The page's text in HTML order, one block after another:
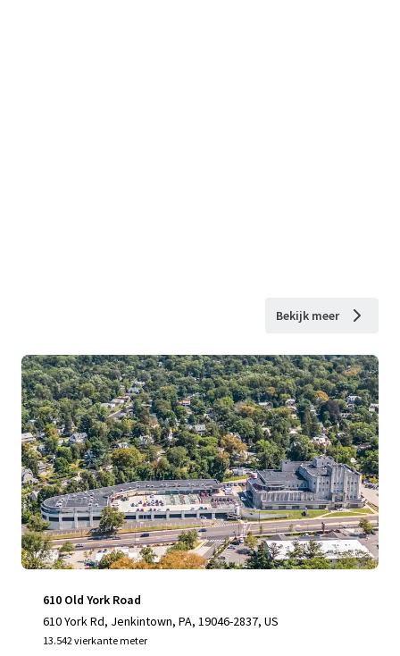
Bekijk meer
610 Old York Road
610 York Rd, Jenkintown, PA, 19046-2837, US
13.542 vierkante meter